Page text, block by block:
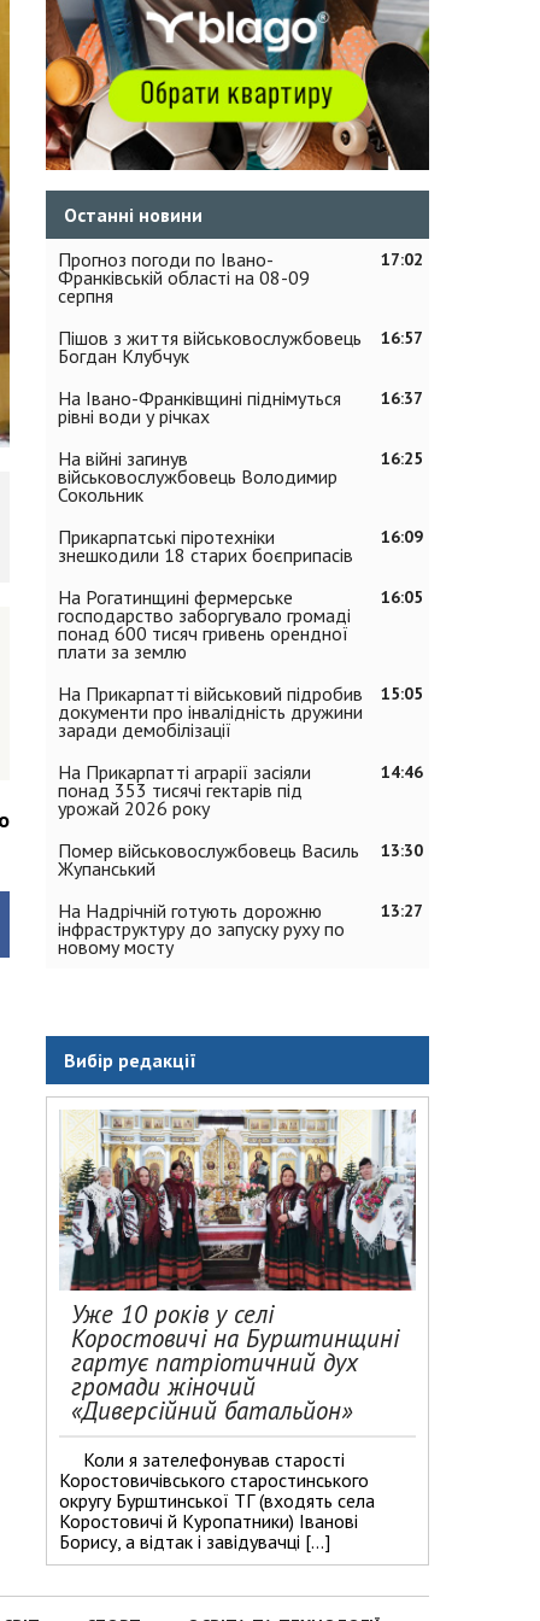
Останні новини
17:02
Прогноз погоди по Івано-
Франківській області на 08-09
серпня
16:57
Пішов з життя військовослужбовець
Богдан Клубчук
16:37
На Івано-Франківщині піднімуться
рівні води у річках
16:25
На війні загинув
військовослужбовець Володимир
Сокольник
16:09
Прикарпатські піротехніки
знешкодили 18 старих боєприпасів
16:05
На Рогатинщині фермерське
господарство заборгувало громаді
понад 600 тисяч гривень орендної
плати за землю
15:05
На Прикарпатті військовий підробив
документи про інвалідність дружини
заради демобілізації
14:46
На Прикарпатті аграрії засіяли
понад 353 тисячі гектарів під
урожай 2026 року
13:30
Помер військовослужбовець Василь
Жупанський
13:27
На Надрічній готують дорожню
інфраструктуру до запуску руху по
новому мосту
Вибір редакції
Уже 10 років у селі
Коростовичі на Бурштинщині
гартує патріотичний дух
громади жіночий
«Диверсійний батальйон»
Коли я зателефонував старості
Коростовичівського старостинського
округу Бурштинської ТГ (входять села
Коростовичі й Куропатники) Іванові
Борису, а відтак і завідувачці […]